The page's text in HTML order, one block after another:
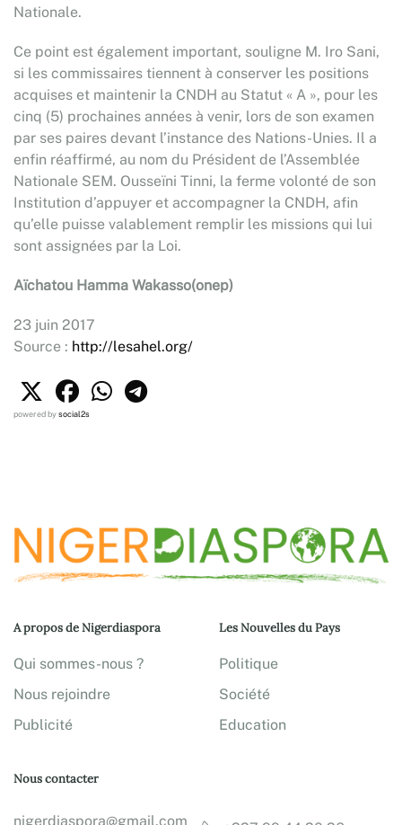
Nationale.
Ce point est également important, souligne M. Iro Sani,
si les commissaires tiennent à conserver les positions
acquises et maintenir la CNDH au Statut « A », pour les
cinq (5) prochaines années à venir, lors de son examen
par ses paires devant l’instance des Nations-Unies. Il a
enfin réaffirmé, au nom du Président de l’Assemblée
Nationale SEM. Ousseïni Tinni, la ferme volonté de son
Institution d’appuyer et accompagner la CNDH, afin
qu’elle puisse valablement remplir les missions qui lui
sont assignées par la Loi.
Aïchatou Hamma Wakasso(onep)
23 juin 2017
Source : http://lesahel.org/
powered bysocial2s
A propos de Nigerdiaspora
Qui sommes-nous ?
Nous rejoindre
Publicité
Les Nouvelles du Pays
Politique
Société
Education
Nous contacter
nigerdiaspora@gmail.com